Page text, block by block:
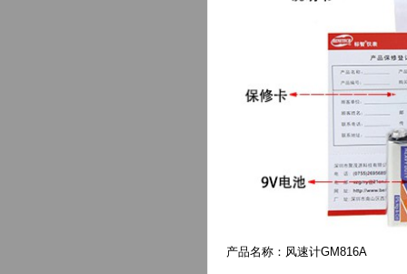
产品名称：风速计GM816A